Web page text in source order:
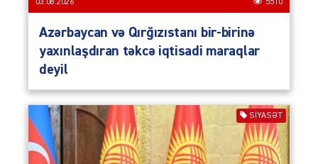
03.08.2026 5510
Azərbaycan və Qırğızıstanı bir-birinə
yaxınlaşdıran təkcə iqtisadi maraqlar
deyil
SIYASƏT